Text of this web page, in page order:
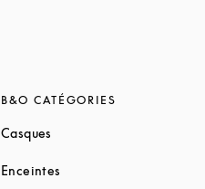
B&O CATÉGORIES
Casques
Enceintes